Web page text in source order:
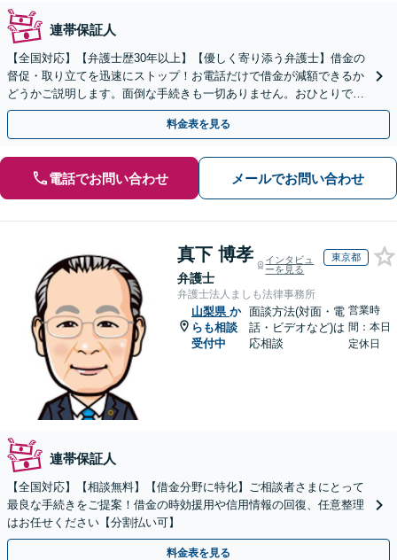
連帯保証人
【全国対応】【弁護士歴30年以上】【優しく寄り添う弁護士】借金の
督促・取り立てを迅速にストップ！お電話だけで借金が減額できるか
どうかご説明します。面倒な手続きも一切ありません。おひとりで悩
まず、お気軽にご相談ください。【電話相談可】
料金表を見る
電話でお問い合わせ メールでお問い合わせ
真下 博孝
弁護士
インタビュ
ーを見る
東京都
弁護士法人ましも法律事務所
山梨県 か
らも相談
受付中
面談方法(対面・電
話・ビデオなど)は
応相談
営業時
間：本日
定休日
連帯保証人
【全国対応】【相談無料】【借金分野に特化】ご相談者さまにとって
最良な手続きをご提案！借金の時効援用や信用情報の回復、任意整理
はお任せください【分割払い可】
料金表を見る